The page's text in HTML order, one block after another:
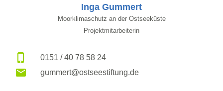
Inga Gummert
Moorklimaschutz an der Ostseeküste
Projektmitarbeiterin
0151 / 40 78 58 24
gummert@ostseestiftung.de